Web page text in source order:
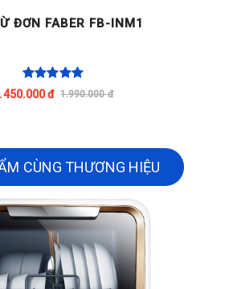
ĐƠN FABER FB-INM1
đ 1.990.000 đ
CÙNG THƯƠNG HIỆU